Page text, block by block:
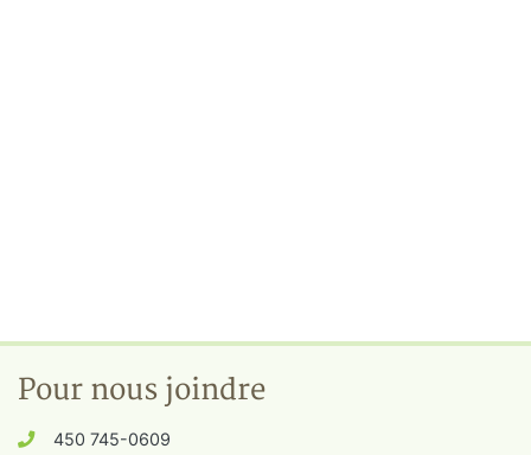
Pour nous joindre
450 745-0609